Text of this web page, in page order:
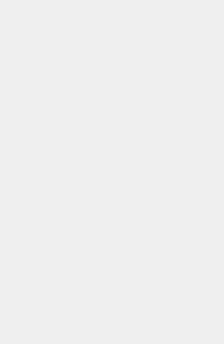
%90.7’den %76.0’ya
%103.5’ten %93.9’a
arasında bir tek
kötüleşerek %67.4’ten
Haziran’da
bazda TCMB’nin
altına gerileyen aylık
%3.7’ye yükseldi. Bilindiği
yerine aylık enflasyona
yaz aylarında
ise %2'nin altına
göre aylık
hafif bir artış gösterirken